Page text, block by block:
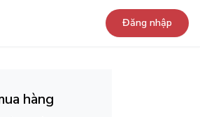
Đăng nhập
hàng